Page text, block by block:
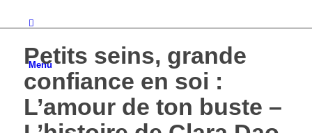
Menu
Petits seins, grande
confiance en soi :
L’amour de ton buste –